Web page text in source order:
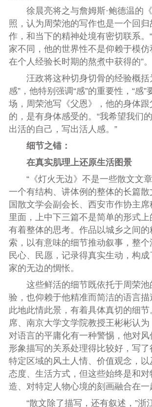
徐晨亮将之与詹姆斯·鲍德温的
照，认为周荣池的写作也是一个回归
作，和当下的精神处境有密切联系。
家不同，他的世界性不是仰赖于模
在个人经验长时期的熬煮中获得的”。
汪政将这种切身切骨的经验概括
感”，他特别强调“感”的重要性，“感”
场，周荣池写《父恩》，他的身体跟
的，是有身体感受的。“我希望我们
出活的自己，写出活人感。”
细节之锚：
在真实肌理上还原生活图景
“《灯火无边》不是一些散文文章
一个有结构、讲体例的整体的长篇散
国散文学会副会长、西安市作协主
里面，上中下三篇不是简单的形式
有着整体的思考。作品以城乡之间
索，以有意味的细节推动叙事，整个
民心、民愿，记录得真实生动，构
家的无边的惆怅。
这些鲜活的细节既依托于周荣池
验，也仰赖于他精准而简洁的语言描
此地此情此景，有着具体真切的细节
席、南京大学文学院教授王彬彬认
对语言的平庸化有一种警惕，他对风
形象描写的关系处理得比较好，写
特定区域的风土人情、价值观念，以
态度、生活方式，但这些始终是和对
造、对特定人物心境的刻画融合在一
“散文除了描写，还有叙述，”浙